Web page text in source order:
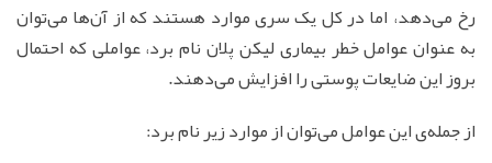
رخ می‌دهد، اما در کل یک سری موارد هستند که از آن‌ها می‌توان
به عنوان عوامل خطر بیماری لیکن پلان نام برد، عواملی که احتمال
بروز این ضایعات پوستی را افزایش می‌دهند.
از جمله‌ی این عوامل می‌توان از موارد زیر نام برد: